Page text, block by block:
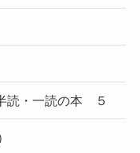
読・一読の本 ５